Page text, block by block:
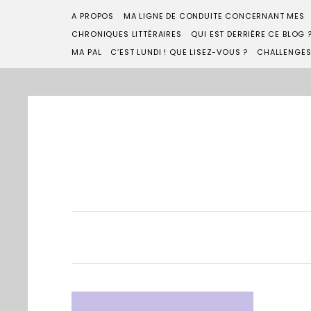
A PROPOS
MA LIGNE DE CONDUITE CONCERNANT MES
CHRONIQUES LITTÉRAIRES
QUI EST DERRIÈRE CE BLOG
MA PAL
C’EST LUNDI ! QUE LISEZ-VOUS ? CHALLENGES